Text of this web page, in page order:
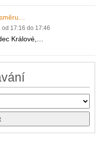
od 17:16 do 17:46
Králové,…